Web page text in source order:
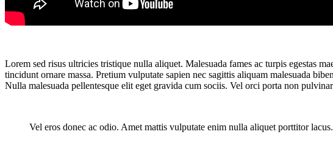
Lorem sed risus ultricies tristique nulla aliquet. Malesuada fames ac turpis egestas
tincidunt ornare massa. Pretium vulputate sapien nec sagittis aliquam malesuada
Nulla malesuada pellentesque elit eget gravida cum sociis. Vel orci porta non
Vel eros donec ac odio. Amet mattis vulputate enim nulla aliquet porttitor